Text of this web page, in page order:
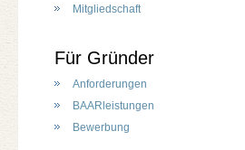
Mitgliedschaft
Für Gründer
Anforderungen
BAARleistungen
Bewerbung